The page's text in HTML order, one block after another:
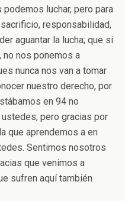
luchar, pero para
responsabilidad,
aguantar la lucha; que si
no nos ponemos a
nunca nos van a tomar
nuestro derecho, por
en 94 no
pero gracias por
que aprendemos a en
Sentimos nosotros
que venimos a
sufren aquí también